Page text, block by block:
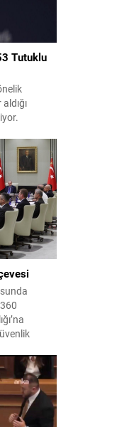
Tutuklu
tutuklu
talepler
dair
2 saat